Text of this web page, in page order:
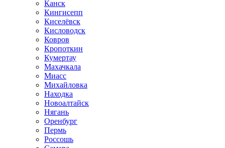
Канск
Кингисепп
Киселёвск
Кисловодск
Ковров
Кропоткин
Кумертау
Махачкала
Миасс
Михайловка
Находка
Новоалтайск
Нягань
Оренбург
Пермь
Россошь